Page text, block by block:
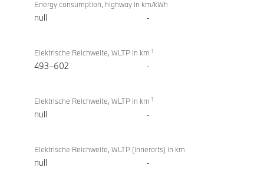
Energy consumption, highway in km/kWh
null -
Elektrische Reichweite, WLTP in km 1
493–602 -
Elektrische Reichweite, WLTP in km 1
null -
Elektrische Reichweite, WLTP (innerorts) in km
null -